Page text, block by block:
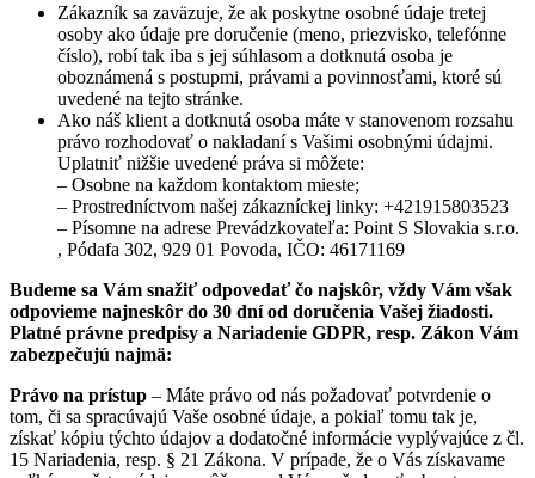
Zákazník sa zaväzuje, že ak poskytne osobné údaje tretej
osoby ako údaje pre doručenie (meno, priezvisko, telefónne
číslo), robí tak iba s jej súhlasom a dotknutá osoba je
oboznámená s postupmi, právami a povinnosťami, ktoré sú
uvedené na tejto stránke.
Ako náš klient a dotknutá osoba máte v stanovenom rozsahu
právo rozhodovať o nakladaní s Vašimi osobnými údajmi.
Uplatniť nižšie uvedené práva si môžete:
– Osobne na každom kontaktom mieste;
– Prostredníctvom našej zákazníckej linky: +421915803523
– Písomne na adrese Prevádzkovateľa: Point S Slovakia s.r.o.
, Pódafa 302, 929 01 Povoda, IČO: 46171169
Budeme sa Vám snažiť odpovedať čo najskôr, vždy Vám však
odpovieme najneskôr do 30 dní od doručenia Vašej žiadosti.
Platné právne predpisy a Nariadenie GDPR, resp. Zákon Vám
zabezpečujú najmä:
Právo na prístup – Máte právo od nás požadovať potvrdenie o
tom, či sa spracúvajú Vaše osobné údaje, a pokiaľ tomu tak je,
získať kópiu týchto údajov a dodatočné informácie vyplývajúce z čl.
15 Nariadenia, resp. § 21 Zákona. V prípade, že o Vás získavame